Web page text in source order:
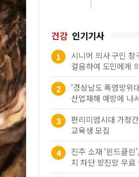
건강 인기기사
1
시니어 의사 구인
걸음하여 도민에게
2
‘경상남도 폭염방위
산업재해 예방에 나
3
편리미엄시대 가정
교육생 모집
4
진주 소재 ‘윈드클린
지 차단 방진망 무료